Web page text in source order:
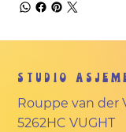
Studio
Rouppe van der
5262HC VUGHT